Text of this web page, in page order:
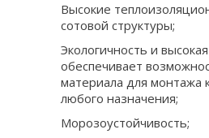
Высокие
сотовой структуры;
Экологичность и
обеспечивает
материала для монтажа
любого назначения;
Морозоустойчивость;